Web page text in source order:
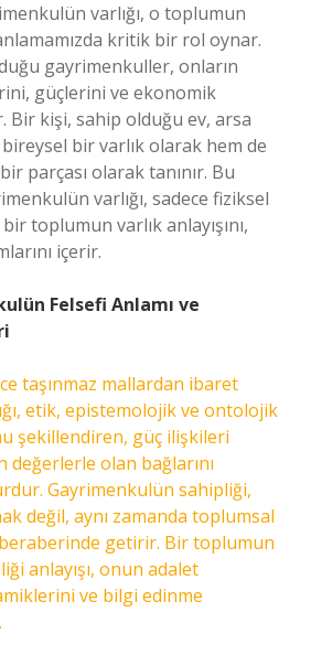
varlığı, o toplumun
kritik bir rol oynar.
gayrimenkuller, onların
güçlerini ve ekonomik
Bir kişi, sahip olduğu ev, arsa
bir varlık olarak hem de
parçası olarak tanınır. Bu
varlığı, sadece fiziksel
toplumun varlık anlayışını,
içerir.
Felsefi Anlamı ve
taşınmaz mallardan ibaret
etik, epistemolojik ve ontolojik
şekillendiren, güç ilişkileri
değerlerle olan bağlarını
Gayrimenkulün sahipliği,
değil, aynı zamanda toplumsal
getirir. Bir toplumun
anlayışı, onun adalet
ve bilgi edinme